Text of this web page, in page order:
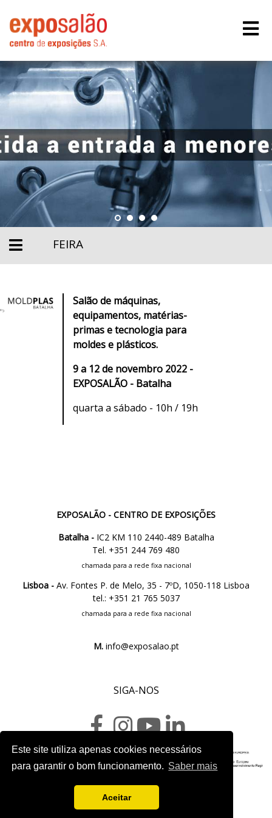
Este site utiliza apenas cookies necessários
para garantir o bom funcionamento. Saber mais
Aceitar
FEIRA
Salão de máquinas,
equipamentos, matérias-
primas e tecnologia para
moldes e plásticos.
9 a 12 de novembro 2022 -
EXPOSALÃO - Batalha
quarta a sábado - 10h / 19h
EXPOSALÃO - CENTRO DE EXPOSIÇÕES
Batalha -IC2 KM 110 2440-489 Batalha
Tel. +351 244 769 480
chamada para a rede fixa nacional
Lisboa - Av. Fontes P. de Melo, 35 - 7ºD, 1050-118 Lisboa
tel.: +351 21 765 5037
chamada para a rede fixa nacional
M.info@exposalao.pt
SIGA-NOS
Ficha do projeto